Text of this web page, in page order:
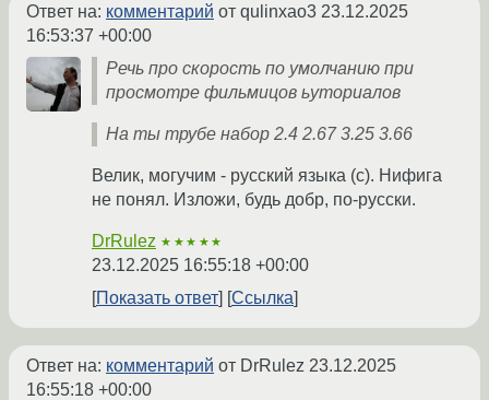
Ответ на: комментарий от qulinxao3 23.12.2025
16:53:37 +00:00
Речь про скорость по умолчанию при
просмотре фильмицов ьуториалов
На ты трубе набор 2.4 2.67 3.25 3.66
Велик, могучим - русский языка (с). Нифига
не понял. Изложи, будь добр, по-русски.
DrRulez ★★★★★
23.12.2025 16:55:18 +00:00
Показать ответ
Ссылка
Ответ на: комментарий от DrRulez 23.12.2025
16:55:18 +00:00